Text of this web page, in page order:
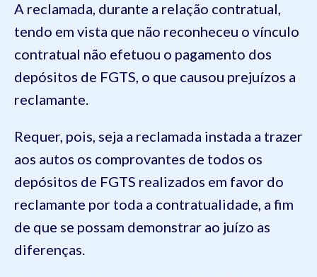
A reclamada, durante a relação contratual,
tendo em vista que não reconheceu o vínculo
contratual não efetuou o pagamento dos
depósitos de FGTS, o que causou prejuízos a
reclamante.
Requer, pois, seja a reclamada instada a trazer
aos autos os comprovantes de todos os
depósitos de FGTS realizados em favor do
reclamante por toda a contratualidade, a fim
de que se possam demonstrar ao juízo as
diferenças.